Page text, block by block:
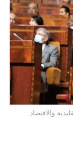
والاقتصاد